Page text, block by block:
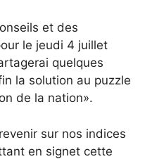
et des
le jeudi 4 juillet
quelques
la solution au puzzle
de la nation».
sur nos indices
en signet cette